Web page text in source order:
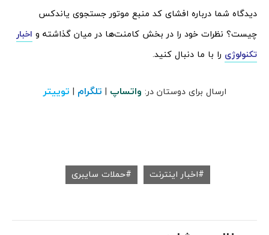
دیدگاه شما درباره افشای کد منبع موتور جستجوی یاندکس
چیست؟ نظرات خود را در بخش کامنت‌ها در میان گذاشته و اخبار
تکنولوژی را با ما دنبال کنید.
ارسال برای دوستان در: واتساپ | تلگرام | توییتر
اخبار اینترنت حملات سایبری